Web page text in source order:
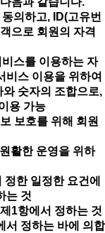
의하고, ID(고유번
으로 회원의 자격
스를 이용하는 자
스 이용을 위하여
숫자의 조합으로,
용 가능
보호를 위해 회원
활한 운영을 위하
한 일정한 요건에
는 것
1항에서 정하는 것
서 정하는 바에 의합